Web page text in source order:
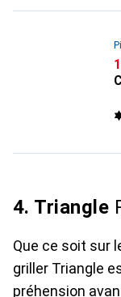
4. Triangle
Que ce soit sur
griller Triangle
préhension